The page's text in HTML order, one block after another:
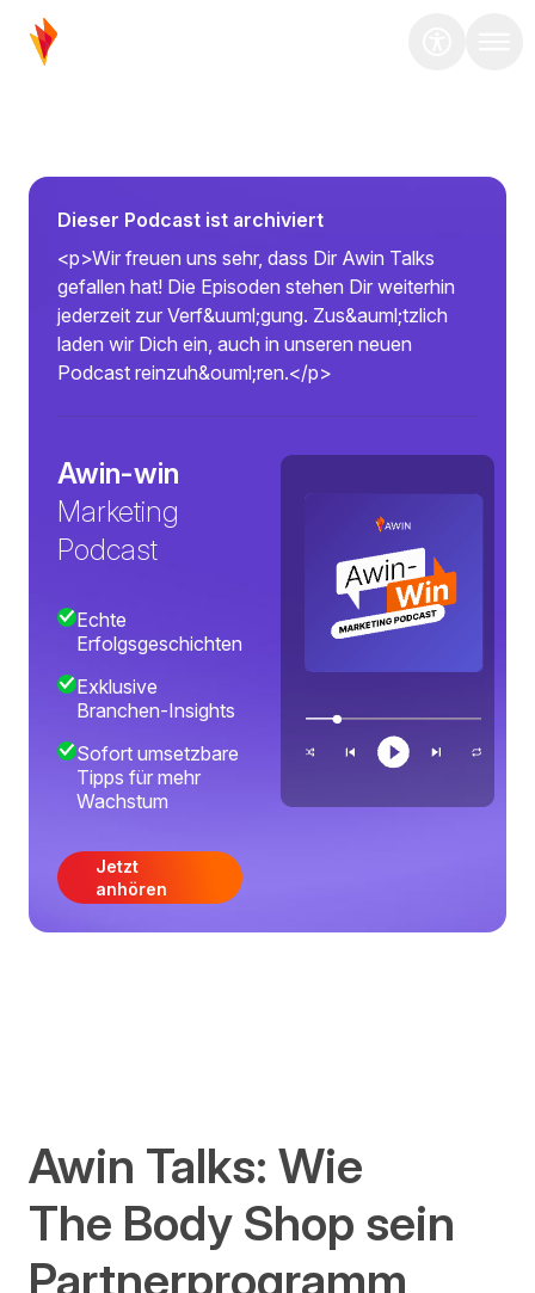
Dieser Podcast ist archiviert
<p>Wir freuen uns sehr, dass Dir Awin Talks
gefallen hat! Die Episoden stehen Dir weiterhin
jederzeit zur Verf&uuml;gung. Zus&auml;tzlich
laden wir Dich ein, auch in unseren neuen
Podcast reinzuh&ouml;ren.</p>
Awin-win
Marketing
Podcast
Echte
Erfolgsgeschichten
Exklusive
Branchen-Insights
Sofort umsetzbare
Tipps für mehr
Wachstum
Jetzt
anhören
Awin Talks: Wie
The Body Shop sein
Partnerprogramm